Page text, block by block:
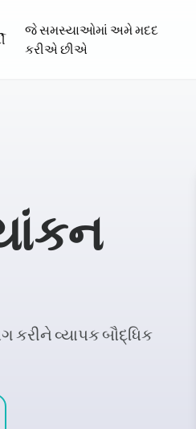
જે સમસ્યાઓમાં અમે મદદ
કરીએ છીએ
કરીને વ્યાપક બૌદ્ધિક